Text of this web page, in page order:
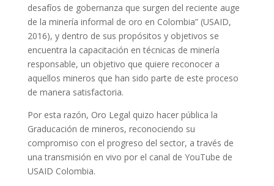
desafíos de gobernanza que surgen del reciente auge
de la minería informal de oro en Colombia” (USAID,
2016), y dentro de sus propósitos y objetivos se
encuentra la capacitación en técnicas de minería
responsable, un objetivo que quiere reconocer a
aquellos mineros que han sido parte de este proceso
de manera satisfactoria.
Por esta razón, Oro Legal quizo hacer pública la
Graducación de mineros, reconociendo su
compromiso con el progreso del sector, a través de
una transmisión en vivo por el canal de YouTube de
USAID Colombia.